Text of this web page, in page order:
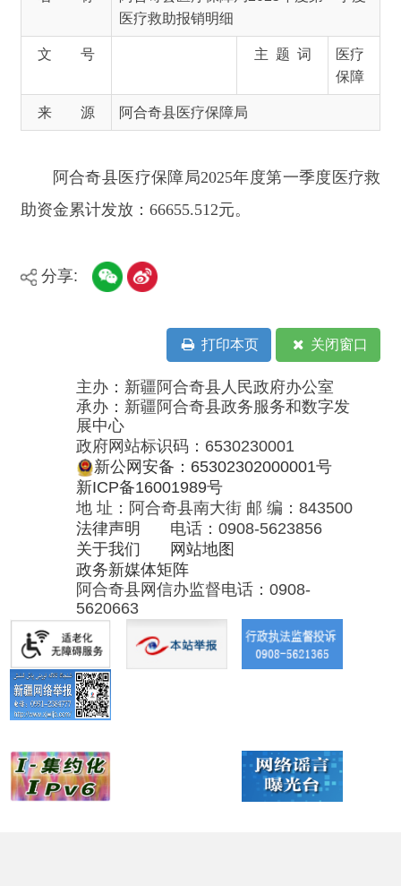
阿合奇县医疗保障局
阿合奇县医疗保障局2025年度第一季度医疗救
助资金累计发放：66655.512元。
主办：新疆阿合奇县人民政府办公室
承办：新疆阿合奇县政务服务和数字发
展中心
新公网安备：65302302000001号
新ICP备16001989号
地 址：阿合奇县南大街 邮 编：843500
法律声明
电话：0908-5623856
关于我们
网站地图
政务新媒体矩阵
阿合奇县网信办监督电话：0908-
5620663